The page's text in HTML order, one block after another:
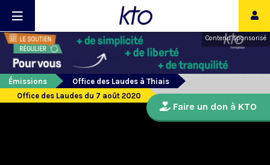
Contenu sponsorisé
Émissions
Office des Laudes à Thiais
Office des Laudes du 7 août 2020
Faire un don à KTO